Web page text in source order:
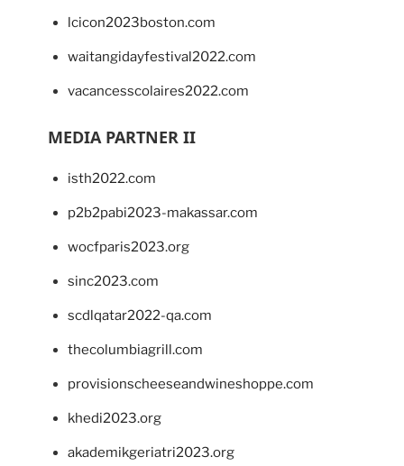
lcicon2023boston.com
waitangidayfestival2022.com
vacancesscolaires2022.com
MEDIA PARTNER II
isth2022.com
p2b2pabi2023-makassar.com
wocfparis2023.org
sinc2023.com
scdlqatar2022-qa.com
thecolumbiagrill.com
provisionscheeseandwineshoppe.com
khedi2023.org
akademikgeriatri2023.org